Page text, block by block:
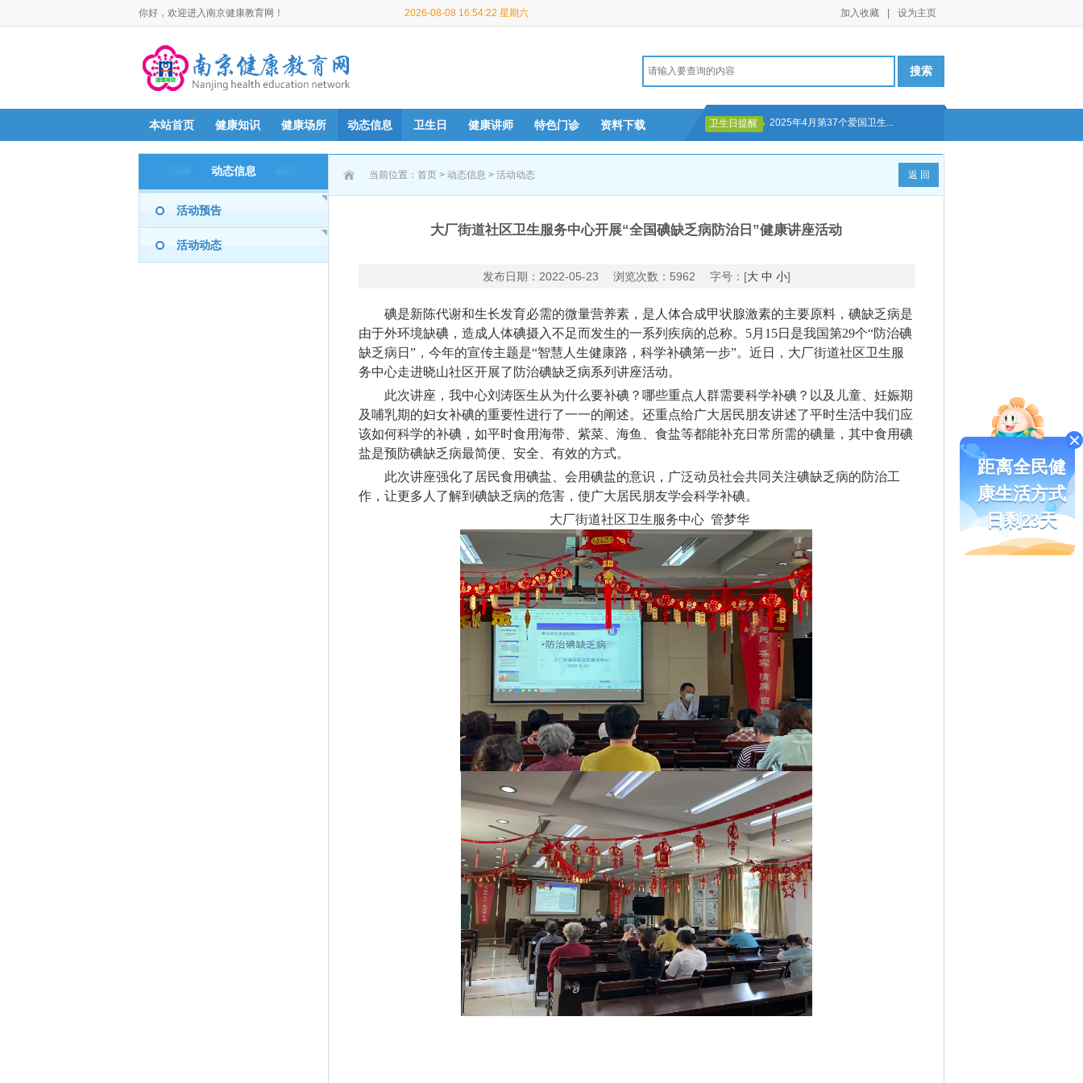
距离全民健
康生活方式
日剩23天
加入收藏 设为主页
你好，欢迎进入南京健康教育网！ 2026-08-08 16:54:22 星期六
本站首页 健康知识 健康场所 动态信息 卫生日 健康讲师 特色门诊 资料下载 卫生日提醒 2025年4月第37个爱国卫生...
动态信息
活动预告
活动动态
当前位置： 首页 > 动态信息 > 活动动态 返 回
大厂街道社区卫生服务中心开展“全国碘缺乏病防治日”健康讲座活动
发布日期：2022-05-23 浏览次数：5962 字号：[大 中 小]
碘是新陈代谢和生长发育必需的微量营养素，是人体合成甲状腺激素的主要原料，碘缺乏病是
由于外环境缺碘，造成人体碘摄入不足而发生的一系列疾病的总称。 5月15日是我国第29个“防治碘
缺乏病日”，今年的宣传主题是“智慧人生健康路，科学补碘第一步”。近日，大厂街道社区卫生服
务中心走进晓山社区开展了防治碘缺乏病系列讲座活动。
此次讲座，我中心刘涛医生从为什么要补碘？哪些重点人群需要科学补碘？以及儿童、妊娠期
及哺乳期的妇女补碘的重要性进行了一一的阐述。还重点给广大居民朋友讲述了平时生活中我们应
该如何科学的补碘，如平时食用海带、紫菜、海鱼、食盐等都能补充日常所需的碘量，其中食用碘
盐是预防碘缺乏病最简便、安全、有效的方式。
此次讲座强化了居民食用碘盐、会用碘盐的意识，广泛动员社会共同关注碘缺乏病的防治工
作，让更多人了解到碘缺乏病的危害，使广大居民朋友学会科学补碘。
大厂街道社区卫生服务中心 管梦华